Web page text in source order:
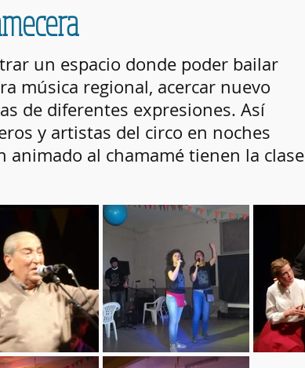
un espacio donde poder bailar
música regional, acercar nuevo
de diferentes expresiones. Así
y artistas del circo en noches
animado al chamamé tienen la clase